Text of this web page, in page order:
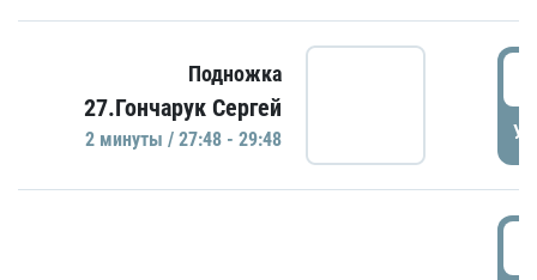
Подножка
27.Гончарук Сергей
2 минуты / 27:48 - 29:48